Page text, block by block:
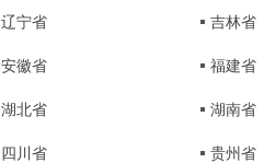
辽宁省 吉林省
安徽省 福建省
湖北省 湖南省
四川省 贵州省